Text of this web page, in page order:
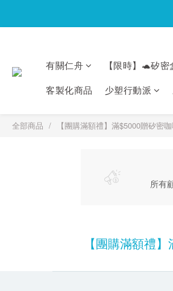
有關仁舟 【限時】🐢矽
客製化商品
少塑行動派
全部商品 【團購滿額禮】滿$5000贈矽密
所有
【團購滿額禮